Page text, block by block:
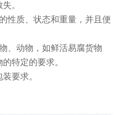
。
性质、状态和重量，并且便
、动物，如鲜活易腐货物
特定的要求。
要求。